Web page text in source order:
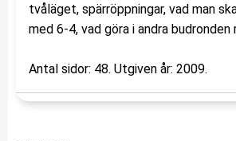
tvåläget, spärröppningar, vad man
med 6-4, vad göra i andra budronden
Antal sidor: 48. Utgiven år: 2009.